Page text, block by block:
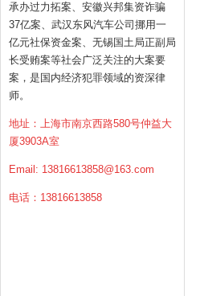
承办过力拓案、安徽兴邦集资诈骗
37亿案、武汉东风汽车公司挪用一
亿元社保资金案、无锡国土局正副局
长受贿案等社会广泛关注的大案要
案，是国内经济犯罪领域的资深律
师。
地址：上海市南京西路580号仲益大
厦3903A室
Email: 13816613858@163.com
电话：13816613858